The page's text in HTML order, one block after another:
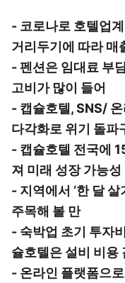
- 코로나로 호텔업
거리두기에 따라 매
- 펜션은 임대료 부
고비가 많이 들어
- 캡슐호텔, SNS/
다각화로 위기 돌파
- 캡슐호텔 전국에
져 미래 성장 가능성
- 지역에서 ‘한 달
주목해 볼 만
- 숙박업 초기 투자
슐호텔은 설비 비용
- 온라인 플랫폼으